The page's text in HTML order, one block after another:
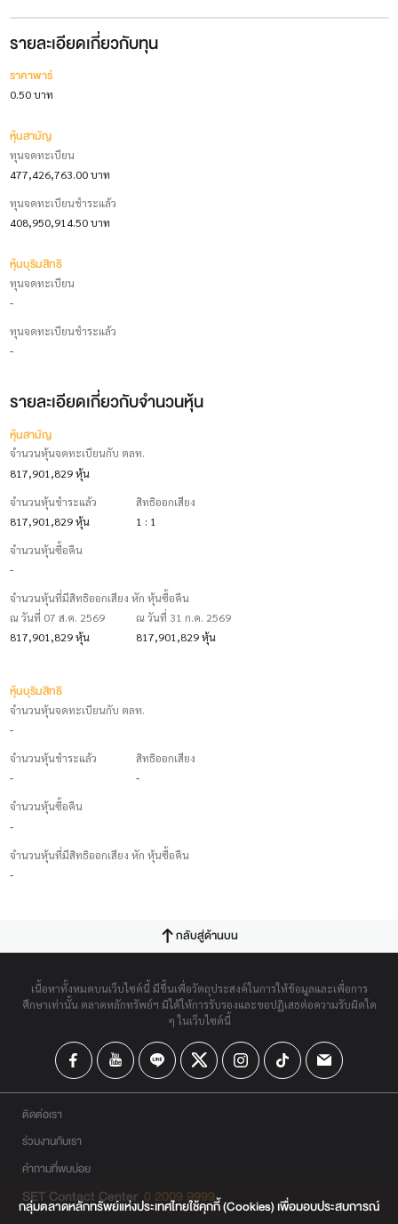
รายละเอียดเกี่ยวกับทุน
ราคาพาร์
0.50 บาท
หุ้นสามัญ
ทุนจดทะเบียน
477,426,763.00 บาท
ทุนจดทะเบียนชำระแล้ว
408,950,914.50 บาท
หุ้นบุริมสิทธิ
ทุนจดทะเบียน
-
ทุนจดทะเบียนชำระแล้ว
-
รายละเอียดเกี่ยวกับจำนวนหุ้น
หุ้นสามัญ
จำนวนหุ้นจดทะเบียนกับ ตลท.
817,901,829 หุ้น
จำนวนหุ้นชำระแล้ว
817,901,829 หุ้น
สิทธิออกเสียง
1 : 1
จำนวนหุ้นซื้อคืน
-
จำนวนหุ้นที่มีสิทธิออกเสียง หัก หุ้นซื้อคืน
ณ วันที่ 07 ส.ค. 2569
817,901,829 หุ้น
ณ วันที่ 31 ก.ค. 2569
817,901,829 หุ้น
หุ้นบุริมสิทธิ
จำนวนหุ้นจดทะเบียนกับ ตลท.
-
จำนวนหุ้นชำระแล้ว
-
สิทธิออกเสียง
-
จำนวนหุ้นซื้อคืน
-
จำนวนหุ้นที่มีสิทธิออกเสียง หัก หุ้นซื้อคืน
-
กลับสู่ด้านบน
เนื้อหาทั้งหมดบนเว็บไซต์นี้ มีขึ้นเพื่อวัตถุประสงค์ในการให้ข้อมูลและเพื่อการ
ศึกษาเท่านั้น ตลาดหลักทรัพย์ฯ มิได้ให้การรับรองและขอปฏิเสธต่อความรับผิดใด
ๆ ในเว็บไซต์นี้
ติดต่อเรา
ร่วมงานกับเรา
คำถามที่พบบ่อย
SET Contact Center 0 2009 9999
กลุ่มตลาดหลักทรัพย์แห่งประเทศไทยใช้คุกกี้ (Cookies) เพื่อมอบประสบการณ์